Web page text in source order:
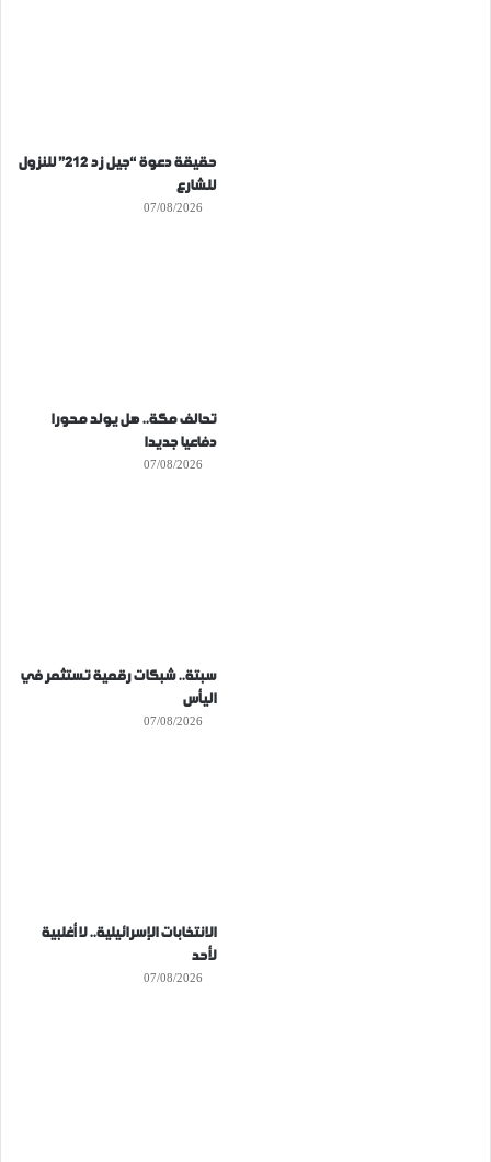
حقيقة دعوة “جيل زد 212” للنزول
للشارع
07/08/2026
تحالف مكة.. هل يولد محورا
دفاعيا جديدا
07/08/2026
سبتة.. شبكات رقمية تستثمر في
اليأس
07/08/2026
الانتخابات الإسرائيلية.. لا أغلبية
لأحد
07/08/2026